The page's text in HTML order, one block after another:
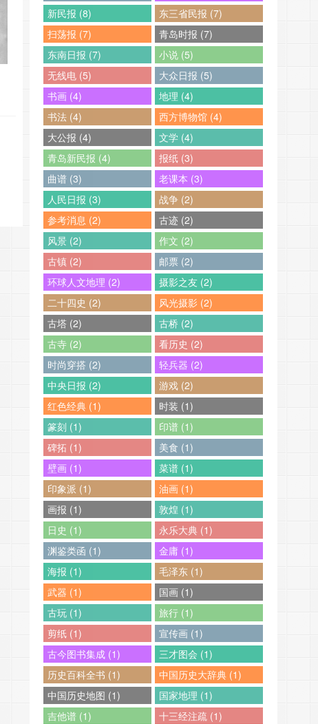
新民报 (8)
东三省民报 (7)
扫荡报 (7)
青岛时报 (7)
东南日报 (7)
小说 (5)
无线电 (5)
大众日报 (5)
书画 (4)
地理 (4)
书法 (4)
西方博物馆 (4)
大公报 (4)
文学 (4)
青岛新民报 (4)
报纸 (3)
曲谱 (3)
老课本 (3)
人民日报 (3)
战争 (2)
参考消息 (2)
古迹 (2)
风景 (2)
作文 (2)
古镇 (2)
邮票 (2)
环球人文地理 (2)
摄影之友 (2)
二十四史 (2)
风光摄影 (2)
古塔 (2)
古桥 (2)
古寺 (2)
看历史 (2)
时尚穿搭 (2)
轻兵器 (2)
中央日报 (2)
游戏 (2)
红色经典 (1)
时装 (1)
篆刻 (1)
印谱 (1)
碑拓 (1)
美食 (1)
壁画 (1)
菜谱 (1)
印象派 (1)
油画 (1)
画报 (1)
敦煌 (1)
日史 (1)
永乐大典 (1)
渊鉴类函 (1)
金庸 (1)
海报 (1)
毛泽东 (1)
武器 (1)
国画 (1)
古玩 (1)
旅行 (1)
剪纸 (1)
宣传画 (1)
古今图书集成 (1)
三才图会 (1)
历史百科全书 (1)
中国历史大辞典 (1)
中国历史地图 (1)
国家地理 (1)
吉他谱 (1)
十三经注疏 (1)